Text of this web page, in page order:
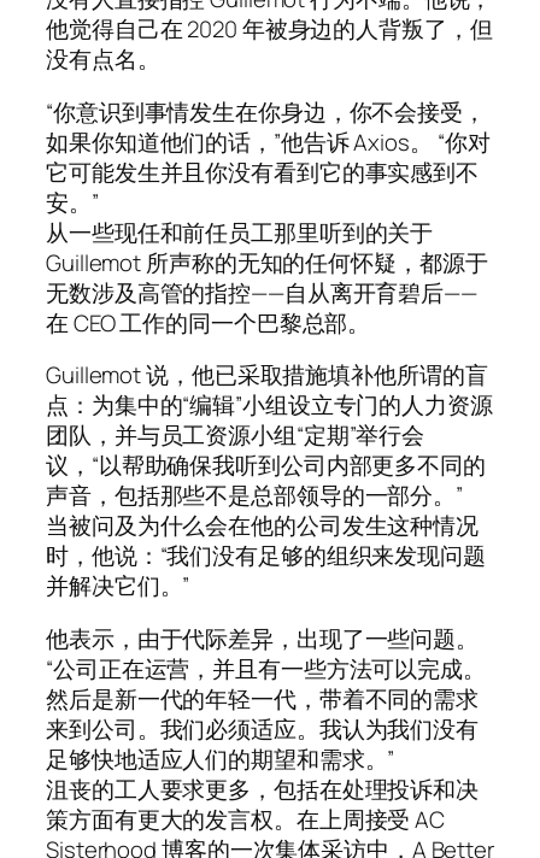
他觉得自己在 2020 年被身边的人背叛了，但
没有点名。
“你意识到事情发生在你身边，你不会接受，
如果你知道他们的话，”他告诉 Axios。 “你对
它可能发生并且你没有看到它的事实感到不
安。”
从一些现任和前任员工那里听到的关于
Guillemot 所声称的无知的任何怀疑，都源于
无数涉及高管的指控——自从离开育碧后——
在 CEO 工作的同一个巴黎总部。
Guillemot 说，他已采取措施填补他所谓的盲
点：为集中的“编辑”小组设立专门的人力资源
团队，并与员工资源小组“定期”举行会
议，“以帮助确保我听到公司内部更多不同的
声音，包括那些不是总部领导的一部分。”
当被问及为什么会在他的公司发生这种情况
时，他说：“我们没有足够的组织来发现问题
并解决它们。”
他表示，由于代际差异，出现了一些问题。
“公司正在运营，并且有一些方法可以完成。
然后是新一代的年轻一代，带着不同的需求
来到公司。我们必须适应。我认为我们没有
足够快地适应人们的期望和需求。”
沮丧的工人要求更多，包括在处理投诉和决
策方面有更大的发言权。在上周接受 AC
Sisterhood 博客的一次集体采访中，A Better